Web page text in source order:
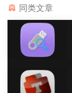
同类文章